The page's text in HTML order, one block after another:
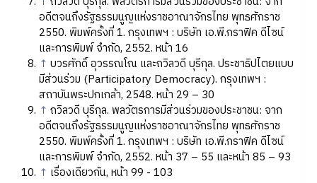
อดีตจนถึงรัฐธรรมนูญแห่งราชอาณาจักรไทย พุทธศักราช
2550. พิมพ์ครั้งที่ 1. กรุงเทพฯ : บริษัท เอ.พี.กราฟิค ดีไซน์
และการพิมพ์ จำกัด, 2552. หน้า 16
↑ บวรศักดิ์ อุวรรณโณ และถวิลวดี บุรีกุล. ประชาธิปไตยแบบ
มีส่วนร่วม (Participatory Democracy). กรุงเทพฯ :
สถาบันพระปกเกล้า, 2548. หน้า 29 – 30
↑ ถวิลวดี บุรีกุล. พลวัตรการมีส่วนร่วมของประชาชน: จาก
อดีตจนถึงรัฐธรรมนูญแห่งราชอาณาจักรไทย พุทธศักราช
2550. พิมพ์ครั้งที่ 1. กรุงเทพฯ : บริษัท เอ.พี.กราฟิค ดีไซน์
และการพิมพ์ จำกัด, 2552. หน้า 37 – 55 และหน้า 85 – 93
↑ เรื่องเดียวกัน, หน้า 99 - 103